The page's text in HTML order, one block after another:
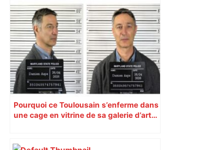
Pourquoi ce Toulousain s’enferme dans
une cage en vitrine de sa galerie d’art…